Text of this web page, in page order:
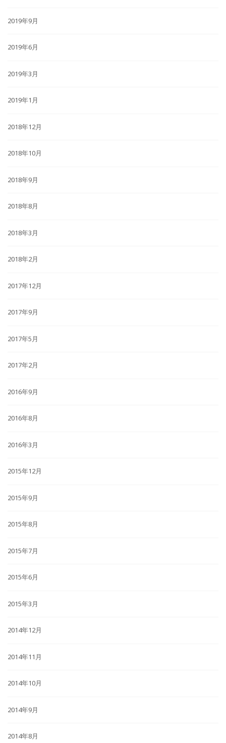
2019年9月
2019年6月
2019年3月
2019年1月
2018年12月
2018年10月
2018年9月
2018年8月
2018年3月
2018年2月
2017年12月
2017年9月
2017年5月
2017年2月
2016年9月
2016年8月
2016年3月
2015年12月
2015年9月
2015年8月
2015年7月
2015年6月
2015年3月
2014年12月
2014年11月
2014年10月
2014年9月
2014年8月